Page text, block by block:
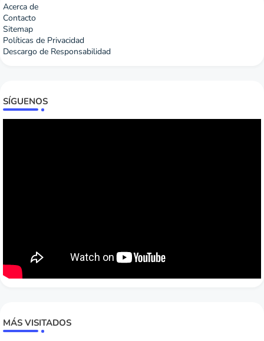
Acerca de
Contacto
Sitemap
Políticas de Privacidad
Descargo de Responsabilidad
SÍGUENOS
MÁS VISITADOS